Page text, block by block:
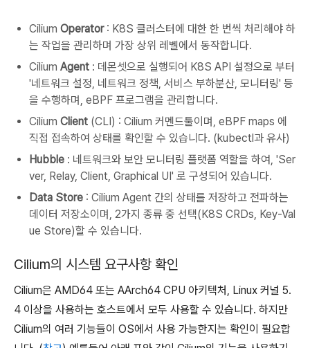
Cilium Operator: K8S 클러스터에 대한 한 번씩 처리해야 하
는 작업을 관리하며 가장 상위 레벨에서 동작합니다.
Cilium Agent : 데몬셋으로 실행되어 K8S API 설정으로 부터
'네트워크 설정, 네트워크 정책, 서비스 부하분산, 모니터링' 등
을 수행하며, eBPF 프로그램을 관리합니다.
Cilium Client (CLI) : Cilium 커멘드툴이며, eBPF maps 에
직접 접속하여 상태를 확인할 수 있습니다. (kubectl과 유사)
Hubble : 네트워크와 보안 모니터링 플랫폼 역할을 하여, 'Ser
ver, Relay, Client, Graphical UI' 로 구성되어 있습니다.
Data Store : Cilium Agent 간의 상태를 저장하고 전파하는
데이터 저장소이며, 2가지 종류 중 선택(K8S CRDs, Key-Val
ue Store)할 수 있습니다.
Cilium의 시스템 요구사항 확인
Cilium은 AMD64 또는 AArch64 CPU 아키텍처, Linux 커널 5.
4 이상을 사용하는 호스트에서 모두 사용할 수 있습니다. 하지만
Cilium의 여러 기능들이 OS에서 사용 가능한지는 확인이 필요합